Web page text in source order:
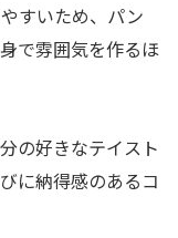
すいため、パン
で雰囲気を作るほ
の好きなテイスト
に納得感のあるコ